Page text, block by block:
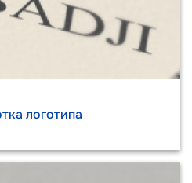
логотипа